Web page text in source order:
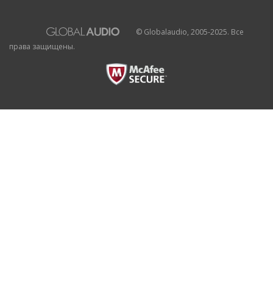
© Globalaudio, 2005-2025. Все
права защищены.